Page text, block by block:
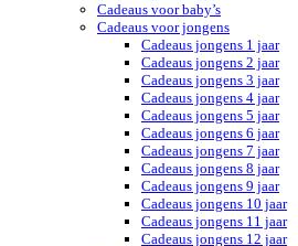
Cadeaus voor baby’s
Cadeaus voor jongens
Cadeaus jongens 1 jaar
Cadeaus jongens 2 jaar
Cadeaus jongens 3 jaar
Cadeaus jongens 4 jaar
Cadeaus jongens 5 jaar
Cadeaus jongens 6 jaar
Cadeaus jongens 7 jaar
Cadeaus jongens 8 jaar
Cadeaus jongens 9 jaar
Cadeaus jongens 10 jaar
Cadeaus jongens 11 jaar
Cadeaus jongens 12 jaar